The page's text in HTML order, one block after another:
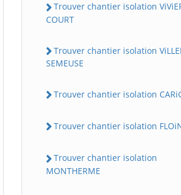
Trouver chantier isolation
COURT
Trouver chantier isolation
SEMEUSE
Trouver chantier isolation
Trouver chantier isolation
Trouver chantier isolation
MONTHERME